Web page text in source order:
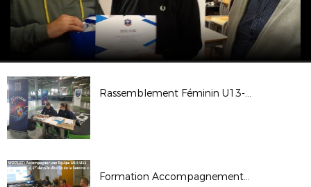
Rassemblement Féminin U13-U14F
Formation Accompagnement d'une équipe U7 à U11